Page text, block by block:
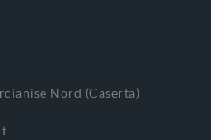
Nord (Caserta)